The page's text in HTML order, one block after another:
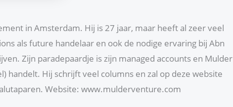
in Amsterdam. Hij is 27 jaar, maar heeft al zeer veel
als future handelaar en ook de nodige ervaring bij Abn
Zijn paradepaardje is zijn managed accounts en Mulder
handelt. Hij schrijft veel columns en zal op deze website
Website: www.mulderventure.com